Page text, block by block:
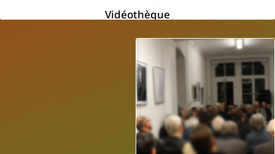
Vidéothèque